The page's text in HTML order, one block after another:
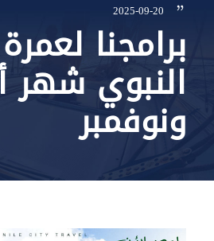
2025-09-20
برامجنا
النبوي شهر
ونوفمبر